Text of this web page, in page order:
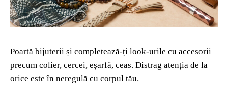
Poartă bijuterii și completează-ți look-urile cu accesorii
precum colier, cercei, eșarfă, ceas. Distrag atenția de la
orice este în neregulă cu corpul tău.